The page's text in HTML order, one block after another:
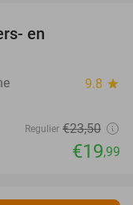
en
9.8 star
Regulier €23,50
€19,99